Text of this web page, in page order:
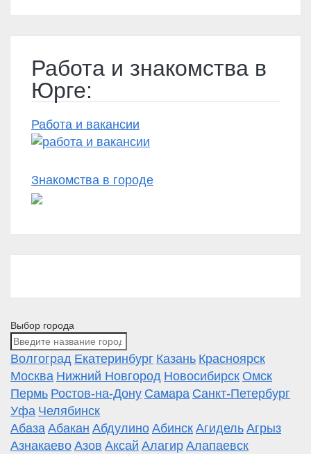
Работа и знакомства в
Юрге:
Работа и вакансии
Знакомства в городе
Выбор города
Волгоград Екатеринбург Казань Красноярск
Москва Нижний Новгород Новосибирск Омск
Пермь Ростов-на-Дону Самара Санкт-Петербург
Уфа Челябинск
Абаза Абакан Абдулино Абинск Агидель Агрыз
Азнакаево Азов Аксай Алагир Алапаевск